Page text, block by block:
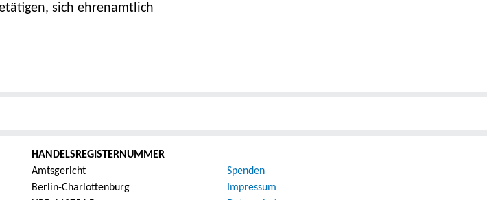
sich ehrenamtlich
HANDELSREGISTERNUMMER
Amtsgericht
Berlin-Charlottenburg
Spenden
Impressum